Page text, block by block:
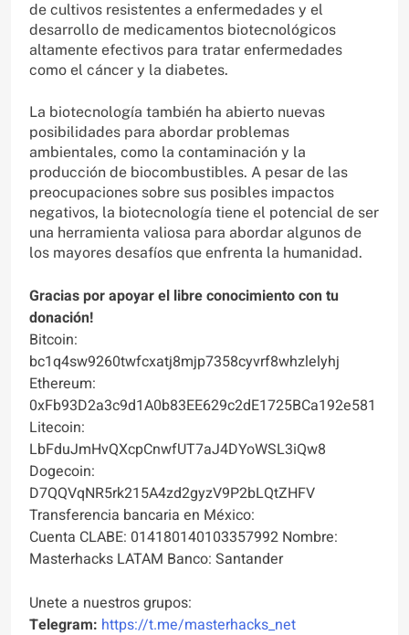
de cultivos resistentes a enfermedades y el
desarrollo de medicamentos biotecnológicos
altamente efectivos para tratar enfermedades
como el cáncer y la diabetes.
La biotecnología también ha abierto nuevas
posibilidades para abordar problemas
ambientales, como la contaminación y la
producción de biocombustibles. A pesar de las
preocupaciones sobre sus posibles impactos
negativos, la biotecnología tiene el potencial de ser
una herramienta valiosa para abordar algunos de
los mayores desafíos que enfrenta la humanidad.
Gracias por apoyar el libre conocimiento con tu
donación!
Bitcoin:
bc1q4sw9260twfcxatj8mjp7358cyvrf8whzlelyhj
Ethereum:
0xFb93D2a3c9d1A0b83EE629c2dE1725BCa192e581
Litecoin:
LbFduJmHvQXcpCnwfUT7aJ4DYoWSL3iQw8
Dogecoin:
D7QQVqNR5rk215A4zd2gyzV9P2bLQtZHFV
Transferencia bancaria en México:
Cuenta CLABE: 014180140103357992 Nombre:
Masterhacks LATAM Banco: Santander
Unete a nuestros grupos:
Telegram: https://t.me/masterhacks_net